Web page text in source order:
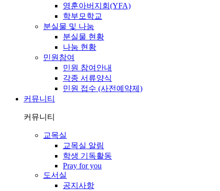
영훈아버지회(YFA)
학부모학교
분실물 및 나눔
분실물 현황
나눔 현황
민원참여
민원 참여안내
각종 서류양식
민원 접수 (사전예약제)
커뮤니티
커뮤니티
교목실
교목실 알림
학생 기독활동
Pray for you
도서실
공지사항